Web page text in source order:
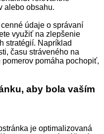
alebo obsahu.
údaje o správaní
využiť na zlepšenie
stratégií. Napríklad
času stráveného na
pomáha pochopiť,
aby bola vaším
je optimalizovaná